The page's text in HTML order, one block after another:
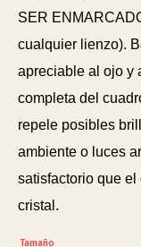
SER
cualquier lienzo).
apreciable al ojo y
completa del
repele posibles
ambiente o luces
satisfactorio que
cristal.
Tamaño